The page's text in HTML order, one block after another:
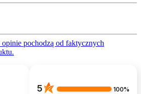
pochodzą od faktycznych
5 100%